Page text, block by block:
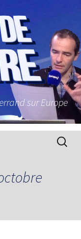
sur Europe